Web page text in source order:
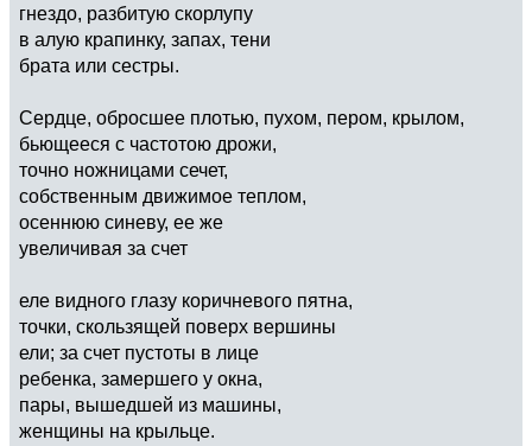
гнездо, разбитую скорлупу
в алую крапинку, запах, тени
брата или сестры.
Сердце, обросшее плотью, пухом, пером, крылом,
бьющееся с частотою дрожи,
точно ножницами сечет,
собственным движимое теплом,
осеннюю синеву, ее же
увеличивая за счет
еле видного глазу коричневого пятна,
точки, скользящей поверх вершины
ели; за счет пустоты в лице
ребенка, замершего у окна,
пары, вышедшей из машины,
женщины на крыльце.